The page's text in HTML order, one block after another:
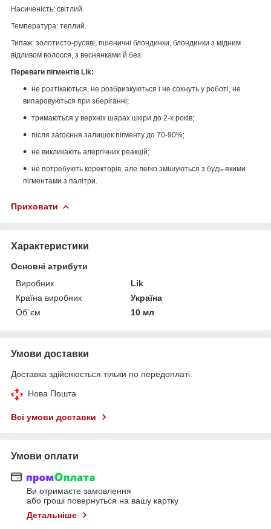
Насиченість: світлий.
Температура: теплий.
Типаж: золотисто-русяві, пшеничні блондинки, блондинки з мідним
відливом волосся, з веснянками й без.
Переваги пігментів Lik:
не розтікаються, не розбризкуються і не сохнуть у роботі, не
випаровуються при зберіганні;
тримаються у верхніх шарах шкіри до 2-х років;
після загоєння залишок пігменту до 70-90%;
не викликають алергічних реакцій;
не потребують коректорів, але легко змішуються з будь-якими
пігментами з палітри.
Приховати
Характеристики
Основні атрибути
Виробник
Lik
Країна виробник
Україна
Об`єм
10 мл
Умови доставки
Доставка здійснюється тільки по передоплаті.
Нова Пошта
Всі умови доставки
Умови оплати
Ви отримаєте замовлення
або гроші повернуться на вашу картку
Детальніше